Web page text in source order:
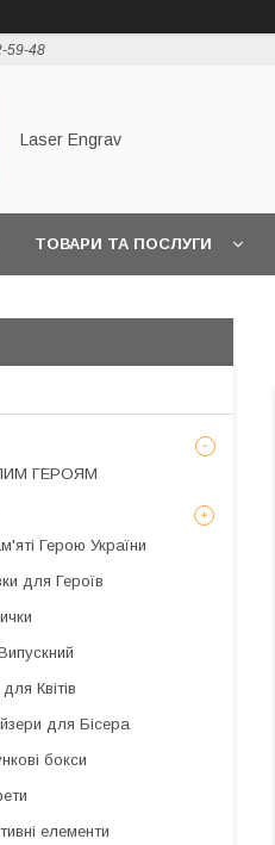
59-48
Laser Engrav
ТОВАРИ ТА ПОСЛУГИ
ГЕРОЯМ
Герою України
для Героїв
Квітів
для Бісера
бокси
елементи